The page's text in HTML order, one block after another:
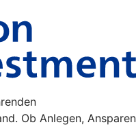
Ob Anlegen, Ansparen